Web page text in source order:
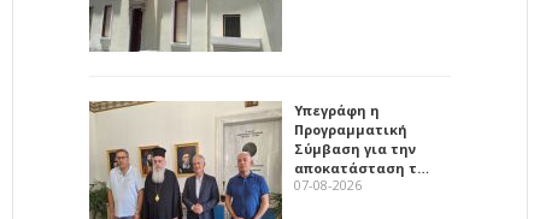
Υπεγράφη η
Προγραμματική
Σύμβαση για την
αποκατάσταση τ…
07-08-2026